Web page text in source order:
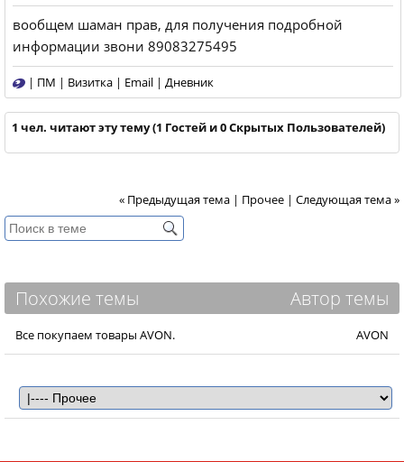
вообщем шаман прав, для получения подробной
информации звони 89083275495
| ПМ | Визитка | Email | Дневник
1 чел. читают эту тему (1 Гостей и 0 Скрытых Пользователей)
« Предыдущая тема | Прочее | Следующая тема »
Похожие темы Автор темы
Все покупаем товары AVON. AVON